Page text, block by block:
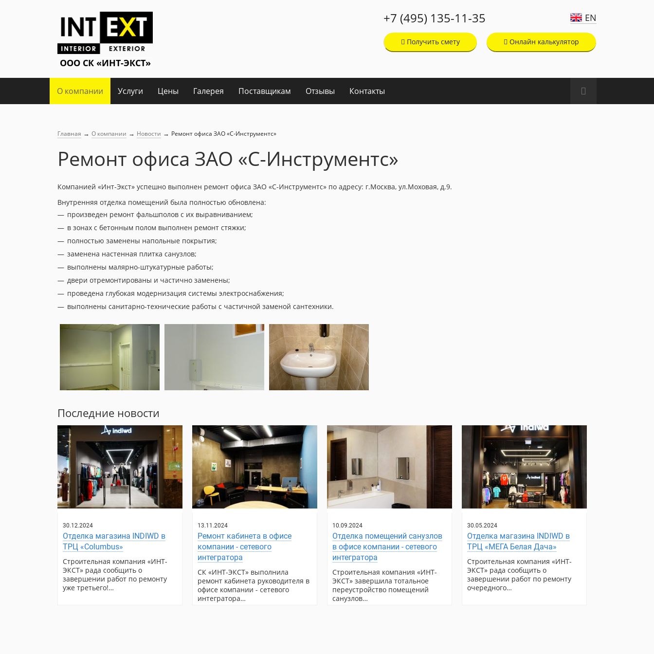
+7 (495) 135-11-35 EN
Онлайн калькулятор
Получить смету
О компании Услуги Цены Галерея Поставщикам Отзывы Контакты
Главная → О компании → Новости → Ремонт офиса ЗАО «С-Инструментс»
Ремонт офиса ЗАО «С-Инструментс»
Компанией «Инт-Экст» успешно выполнен ремонт офиса ЗАО «С-Инструментс» по адресу: г.Москва, ул.Моховая, д.9.
Внутренняя отделка помещений была полностью обновлена:
произведен ремонт фальшполов с их выравниванием;
в зонах с бетонным полом выполнен ремонт стяжки;
полностью заменены напольные покрытия;
заменена настенная плитка санузлов;
выполнены малярно-штукатурные работы;
двери отремонтированы и частично заменены;
проведена глубокая модернизация системы электроснабжения;
выполнены санитарно-технические работы с частичной заменой сантехники.
Последние новости
30.12.2024
Отделка магазина INDIWD в
ТРЦ «Columbus»
Строительная компания «ИНТ-
ЭКСТ» рада сообщить о
завершении работ по ремонту
уже третьего!…
13.11.2024
Ремонт кабинета в офисе
компании - сетевого
интегратора
СК «ИНТ-ЭКСТ» выполнила
ремонт кабинета руководителя в
офисе компании - сетевого
интегратора…
10.09.2024
Отделка помещений санузлов
в офисе компании - сетевого
интегратора
Строительная компания «ИНТ-
ЭКСТ» завершила тотальное
переустройство помещений
санузлов…
30.05.2024
Отделка магазина INDIWD в
ТРЦ «МЕГА Белая Дача»
Строительная компания «ИНТ-
ЭКСТ» рада сообщить о
завершении работ по ремонту
очередного…